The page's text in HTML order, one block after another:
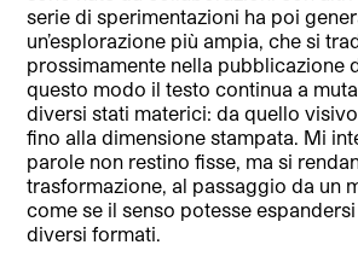
serie di sperimentazioni ha poi
un’esplorazione più ampia, che si
prossimamente nella pubblicazione
questo modo il testo continua a
diversi stati materici: da quello
fino alla dimensione stampata. Mi
parole non restino fisse, ma si
trasformazione, al passaggio da un
come se il senso potesse
diversi formati.